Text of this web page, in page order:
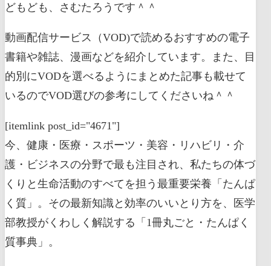
どもども、さむたろうです＾＾
動画配信サービス（VOD)で読めるおすすめの電子
書籍や雑誌、漫画などを紹介しています。また、目
的別にVODを選べるようにまとめた記事も載せて
いるのでVOD選びの参考にしてくださいね＾＾
[itemlink post_id="4671"]
今、健康・医療・スポーツ・美容・リハビリ・介
護・ビジネスの分野で最も注目され、私たちの体づ
くりと生命活動のすべてを担う最重要栄養「たんぱ
く質」。その最新知識と効率のいいとり方を、医学
部教授がくわしく解説する「1冊丸ごと・たんぱく
質事典」。